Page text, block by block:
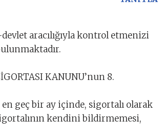
aracılığıyla kontrol etmenizi
KANUNU’nun 8.
geç bir ay içinde, sigortalı olarak
kendini bildirmemesi,